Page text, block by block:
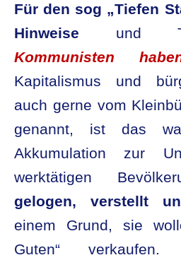
Für den sog „Tiefen
Hinweise und
Kommunisten
Kapitalismus und
auch gerne vom
genannt, ist das
Akkumulation zur
werktätigen
gelogen, verstellt
einem Grund, sie
Guten“